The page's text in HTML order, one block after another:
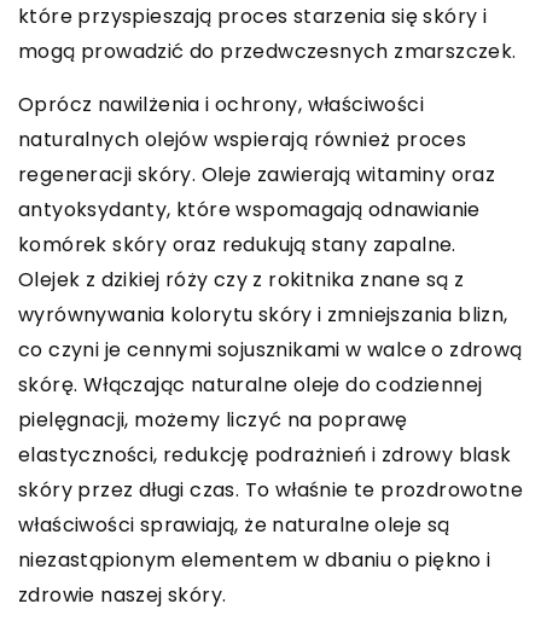
które przyspieszają proces starzenia się skóry i
mogą prowadzić do przedwczesnych zmarszczek.
Oprócz nawilżenia i ochrony, właściwości
naturalnych olejów wspierają również proces
regeneracji skóry. Oleje zawierają witaminy oraz
antyoksydanty, które wspomagają odnawianie
komórek skóry oraz redukują stany zapalne.
Olejek z dzikiej róży czy z rokitnika znane są z
wyrównywania kolorytu skóry i zmniejszania blizn,
co czyni je cennymi sojusznikami w walce o zdrową
skórę. Włączając naturalne oleje do codziennej
pielęgnacji, możemy liczyć na poprawę
elastyczności, redukcję podrażnień i zdrowy blask
skóry przez długi czas. To właśnie te prozdrowotne
właściwości sprawiają, że naturalne oleje są
niezastąpionym elementem w dbaniu o piękno i
zdrowie naszej skóry.